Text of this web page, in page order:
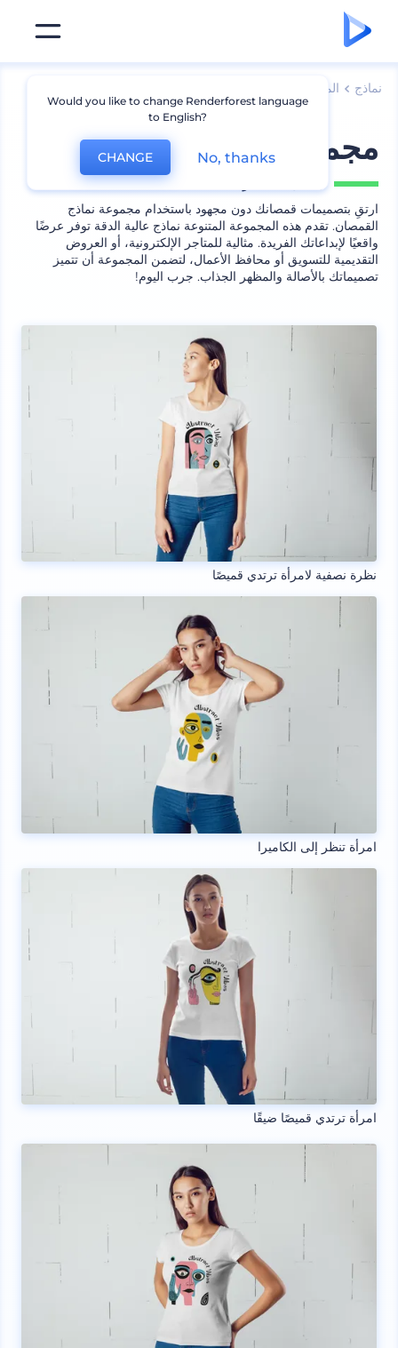
نماذج الملابس
مجموعة نماذج قمصان
ارتقِ بتصميمات قمصانك دون مجهود باستخدام مجموعة نماذج
القمصان. تقدم هذه المجموعة المتنوعة نماذج عالية الدقة توفر عرضًا
واقعيًا لإبداعاتك الفريدة. مثالية للمتاجر الإلكترونية، أو العروض
التقديمية للتسويق أو محافظ الأعمال، لتضمن المجموعة أن تتميز
تصميماتك بالأصالة والمظهر الجذاب. جرب اليوم!
نظرة نصفية لامرأة ترتدي قميصًا
امرأة تنظر إلى الكاميرا
امرأة ترتدي قميصًا ضيقًا
Would you like to change Renderforest language
to English?
CHANGE No, thanks